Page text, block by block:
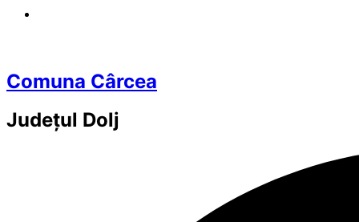
Comuna Cârcea
Județul Dolj